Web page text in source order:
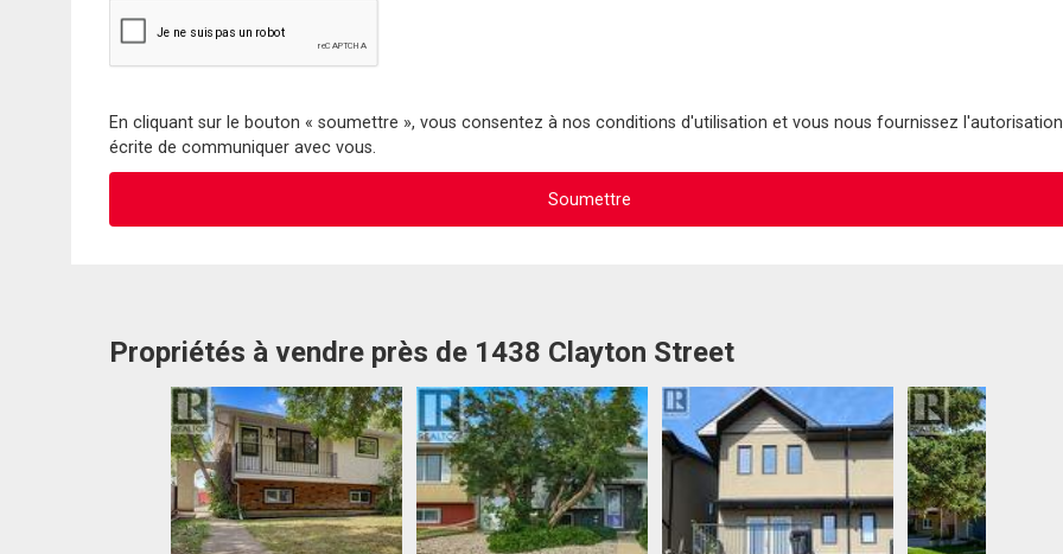
En cliquant sur le bouton « soumettre », vous consentez à nos conditions d'utilisation et vous nous fournissez l'autorisation
écrite de communiquer avec vous.
Propriétés à vendre près de 1438 Clayton Street